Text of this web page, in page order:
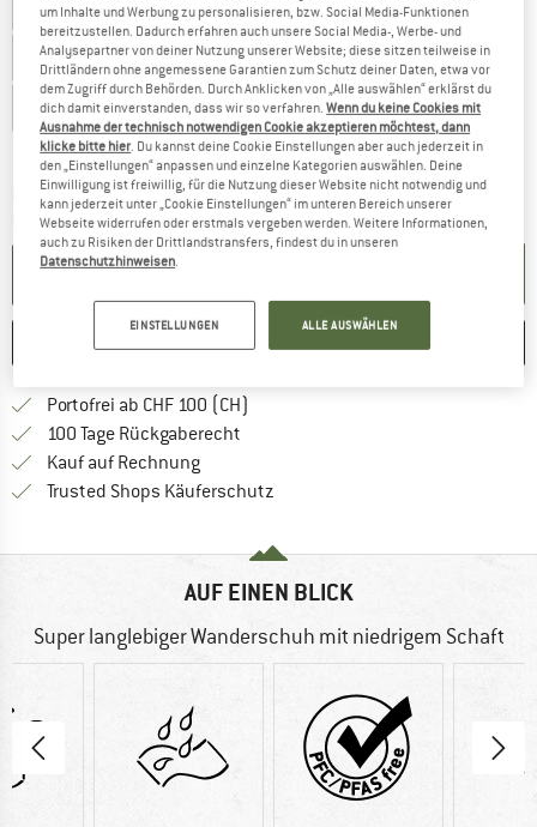
EU40 EU40,5 EU41,5 EU42 EU42,5 EU43
EU44 EU44,5 EU45 EU46 EU46,5 EU47
EU48 EU48,5
Grössentabelle
Lieferzeit: 3-5 WerktageDer Link öffnet sich in einer Infobox und
Menge:
MERKEN VERGLEICHEN
Portofrei ab CHF 100 (CH)
100 Tage Rückgaberecht
Kauf auf RechnungFinde die Zahlungs-Infos hier! Öffnet
Trusted Shops Käuferschutz
AUF EINEN BLICK
Super langlebiger Wanderschuh mit niedrigem Schaft
um Inhalte und Werbung zu personalisieren, bzw. Social Media-Funktionen
bereitzustellen. Dadurch erfahren auch unsere Social Media-, Werbe- und
Analysepartner von deiner Nutzung unserer Website; diese sitzen teilweise in
Drittländern ohne angemessene Garantien zum Schutz deiner Daten, etwa vor
dem Zugriff durch Behörden. Durch Anklicken von „Alle auswählen“ erklärst du
dich damit einverstanden, dass wir so verfahren.Wenn du keine Cookies mit
Ausnahme der technisch notwendigen Cookie akzeptieren möchtest, dann
klicke bitte hier . Du kannst deine Cookie Einstellungen aber auch jederzeit in
den „Einstellungen“ anpassen und einzelne Kategorien auswählen. Deine
Einwilligung ist freiwillig, für die Nutzung dieser Website nicht notwendig und
kann jederzeit unter „Cookie Einstellungen“ im unteren Bereich unserer
Webseite widerrufen oder erstmals vergeben werden. Weitere Informationen,
auch zu Risiken der Drittlandstransfers, findest du in unseren
Datenschutzhinweisen
EINSTELLUNGEN ALLE AUSWÄHLEN